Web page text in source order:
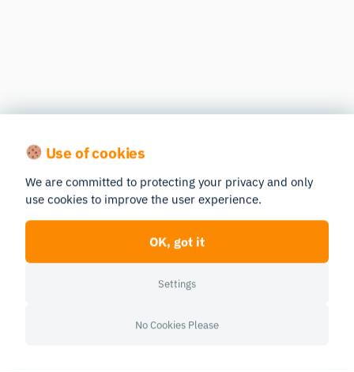
recherche sur l’attention
En fonction de votre
environnement de recherche et
de vos exigences en matière de
précision, l’attention peut être
mesurée à l’aide de différentes
Use of cookies
We are committed to protecting your privacy and only
use cookies to improve the user experience.
OK, got it
Settings
No Cookies Please